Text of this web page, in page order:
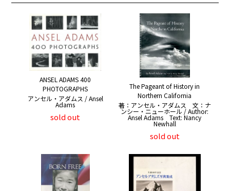
ANSEL ADAMS 400
PHOTOGRAPHS
アンセル・アダムス / Ansel
Adams
sold out
The Pageant of History in
Northern California
著：アンセル・アダムス 文：ナ
ンシー・ニューホール / Author:
Ansel Adams Text: Nancy
Newhall
sold out